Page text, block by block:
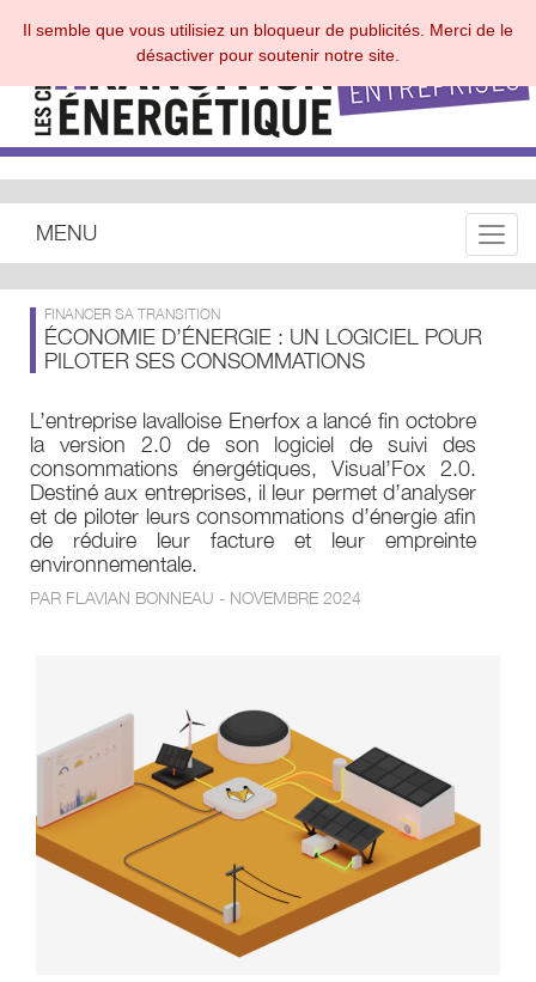
MENU
FINANCER SA TRANSITION
ÉCONOMIE D’ÉNERGIE : UN LOGICIEL POUR
PILOTER SES CONSOMMATIONS
L’entreprise lavalloise Enerfox a lancé fin octobre
la version 2.0 de son logiciel de suivi des
consommations énergétiques, Visual’Fox 2.0.
Destiné aux entreprises, il leur permet d’analyser
et de piloter leurs consommations d’énergie afin
de réduire leur facture et leur empreinte
environnementale.
PAR FLAVIAN BONNEAU - NOVEMBRE 2024
Il semble que vous utilisiez un bloqueur de publicités. Merci de le
désactiver pour soutenir notre site.